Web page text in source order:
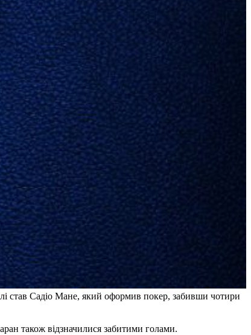
став Садіо Мане, який оформив покер, забивши чотири
також відзначилися забитими голами.